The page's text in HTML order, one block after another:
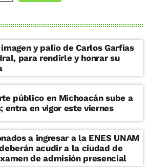
y palio de Carlos Garfias
para rendirle y honrar su
público en Michoacán sube a
entra en vigor este viernes
a ingresar a la ENES UNAM
acudir a la ciudad de
de admisión presencial